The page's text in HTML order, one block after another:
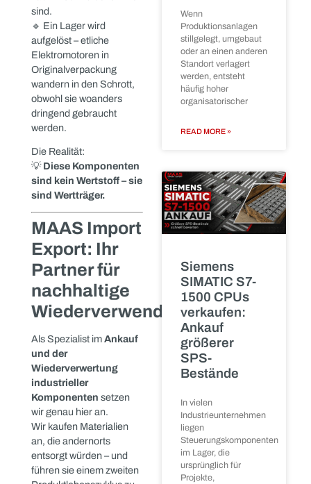
dann, wenn sie nicht
mehr vom Hersteller
produziert werden oder
kurzfristig benötigt
werden, um
Produktionsstillstände zu
vermeiden.
Beispiele aus der
Praxis:
🔹 Ein Schaltschrank wird
außer Betrieb
genommen – die
integrierten Steuerungen
von Siemens oder
WAGO sind jedoch in
Südamerika oder
Osteuropa noch im
Einsatz.
🔹 Eine Produktionslinie
werden
Frequenzumrichter
demontiert, die am Markt
kaum noch zu bekommen
sind.
🔹 Ein Lager wird
aufgelöst – etliche
Elektromotoren in
Originalverpackung
Was ist Ihr
technisches
Ersatzteillager
wirklich noch wert?
Technische
Ersatzteillager
beim
Lieferanten:
Alles aus
einer Hand
Wenn
Produktionsanlagen
stillgelegt, umgebaut
oder an einen anderen
Standort verlagert
werden, entsteht